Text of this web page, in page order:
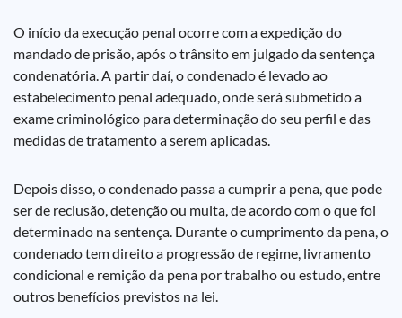
O início da execução penal ocorre com a expedição do
mandado de prisão, após o trânsito em julgado da sentença
condenatória. A partir daí, o condenado é levado ao
estabelecimento penal adequado, onde será submetido a
exame criminológico para determinação do seu perfil e das
medidas de tratamento a serem aplicadas.
Depois disso, o condenado passa a cumprir a pena, que pode
ser de reclusão, detenção ou multa, de acordo com o que foi
determinado na sentença. Durante o cumprimento da pena, o
condenado tem direito a progressão de regime, livramento
condicional e remição da pena por trabalho ou estudo, entre
outros benefícios previstos na lei.